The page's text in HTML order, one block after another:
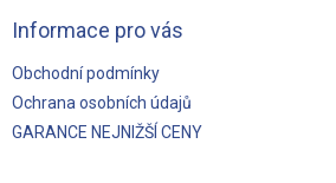
Informace pro vás
Obchodní podmínky
Ochrana osobních údajů
GARANCE NEJNIŽŠÍ CENY